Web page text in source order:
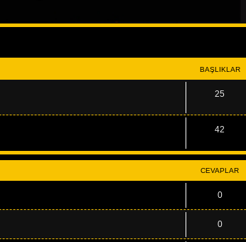
BAŞLIKLAR
25
42
CEVAPLAR
0
0